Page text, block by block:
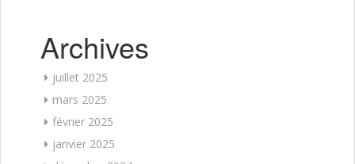
Archives
juillet 2025
mars 2025
février 2025
janvier 2025